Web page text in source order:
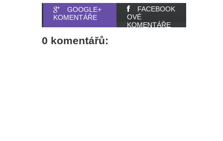
GOOGLE+
KOMENTÁŘE
FACEBOOK
OVÉ
KOMENTÁŘE
0 komentářů: